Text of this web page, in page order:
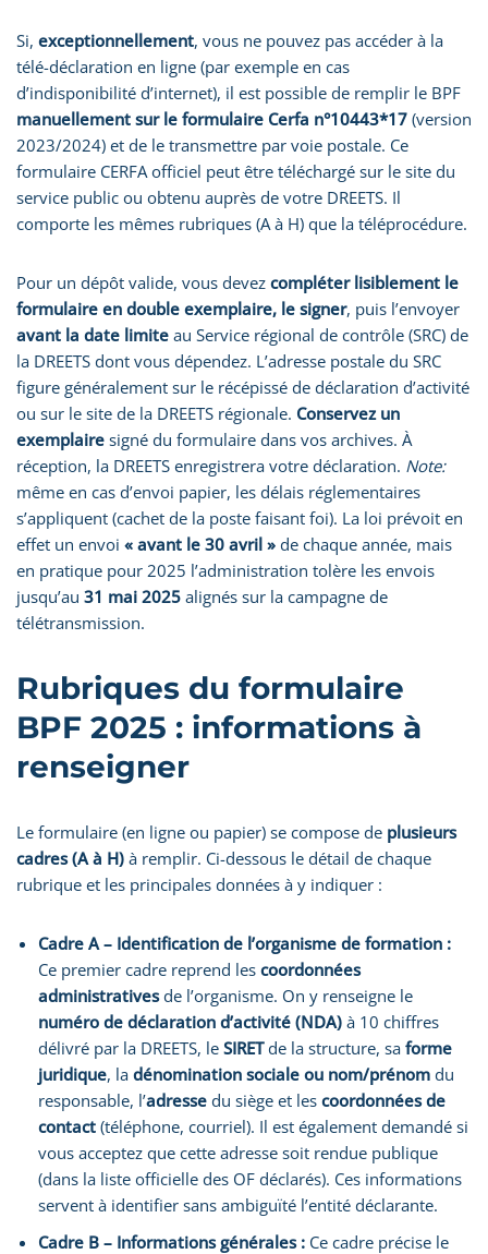
Si, exceptionnellement, vous ne pouvez pas accéder à la
télé-déclaration en ligne (par exemple en cas
d’indisponibilité d’internet), il est possible de remplir le BPF
manuellement sur le formulaire Cerfa n°10443*17 (version
2023/2024) et de le transmettre par voie postale. Ce
formulaire CERFA officiel peut être téléchargé sur le site du
service public ou obtenu auprès de votre DREETS. Il
comporte les mêmes rubriques (A à H) que la téléprocédure.
Pour un dépôt valide, vous devez compléter lisiblement le
formulaire en double exemplaire, le signer, puis l’envoyer
avant la date limite au Service régional de contrôle (SRC) de
la DREETS dont vous dépendez. L’adresse postale du SRC
figure généralement sur le récépissé de déclaration d’activité
ou sur le site de la DREETS régionale. Conservez un
exemplaire signé du formulaire dans vos archives. À
réception, la DREETS enregistrera votre déclaration. Note:
même en cas d’envoi papier, les délais réglementaires
s’appliquent (cachet de la poste faisant foi). La loi prévoit en
effet un envoi « avant le 30 avril » de chaque année, mais
en pratique pour 2025 l’administration tolère les envois
jusqu’au 31 mai 2025 alignés sur la campagne de
télétransmission.
Rubriques du formulaire
BPF 2025 : informations à
renseigner
Le formulaire (en ligne ou papier) se compose de plusieurs
cadres (A à H) à remplir. Ci-dessous le détail de chaque
rubrique et les principales données à y indiquer :
Cadre A – Identification de l’organisme de formation :
Ce premier cadre reprend les coordonnées
administrativesde l’organisme. On y renseigne le
numéro de déclaration d’activité (NDA) à 10 chiffres
délivré par la DREETS, le SIRETde la structure, sa forme
juridique, la dénomination sociale ou nom/prénom du
responsable, l’adresse du siège et les coordonnées de
contact (téléphone, courriel). Il est également demandé si
vous acceptez que cette adresse soit rendue publique
(dans la liste officielle des OF déclarés). Ces informations
servent à identifier sans ambiguïté l’entité déclarante.
Cadre B – Informations générales : Ce cadre précise le